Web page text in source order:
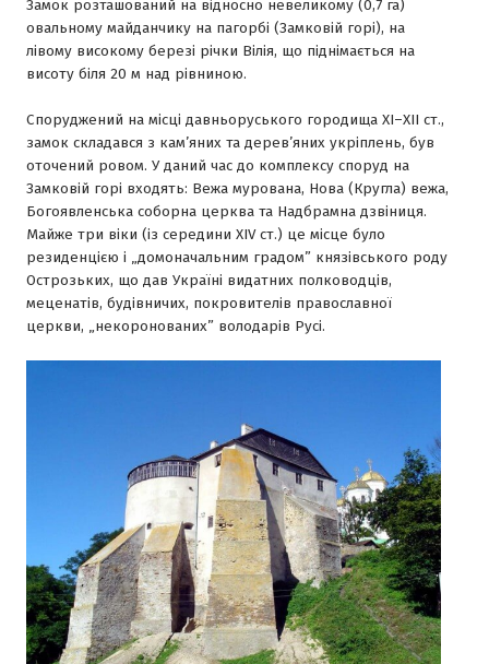
Замок розташований на відносно невеликому (0,7 га)
овальному майданчику на пагорбі (Замковій горі), на
лівому високому березі річки Вілія, що піднімається на
висоту біля 20 м над рівниною.
Споруджений на місці давньоруського городища XI–XII ст.,
замок складався з кам’яних та дерев’яних укріплень, був
оточений ровом. У даний час до комплексу споруд на
Замковій горі входять: Вежа мурована, Нова (Кругла) вежа,
Богоявленська соборна церква та Надбрамна дзвіниця.
Майже три віки (із середини XIV ст.) це місце було
резиденцією і „домоначальним градом” князівського роду
Острозьких, що дав Україні видатних полководців,
меценатів, будівничих, покровителів православної
церкви, „некоронованих” володарів Русі.